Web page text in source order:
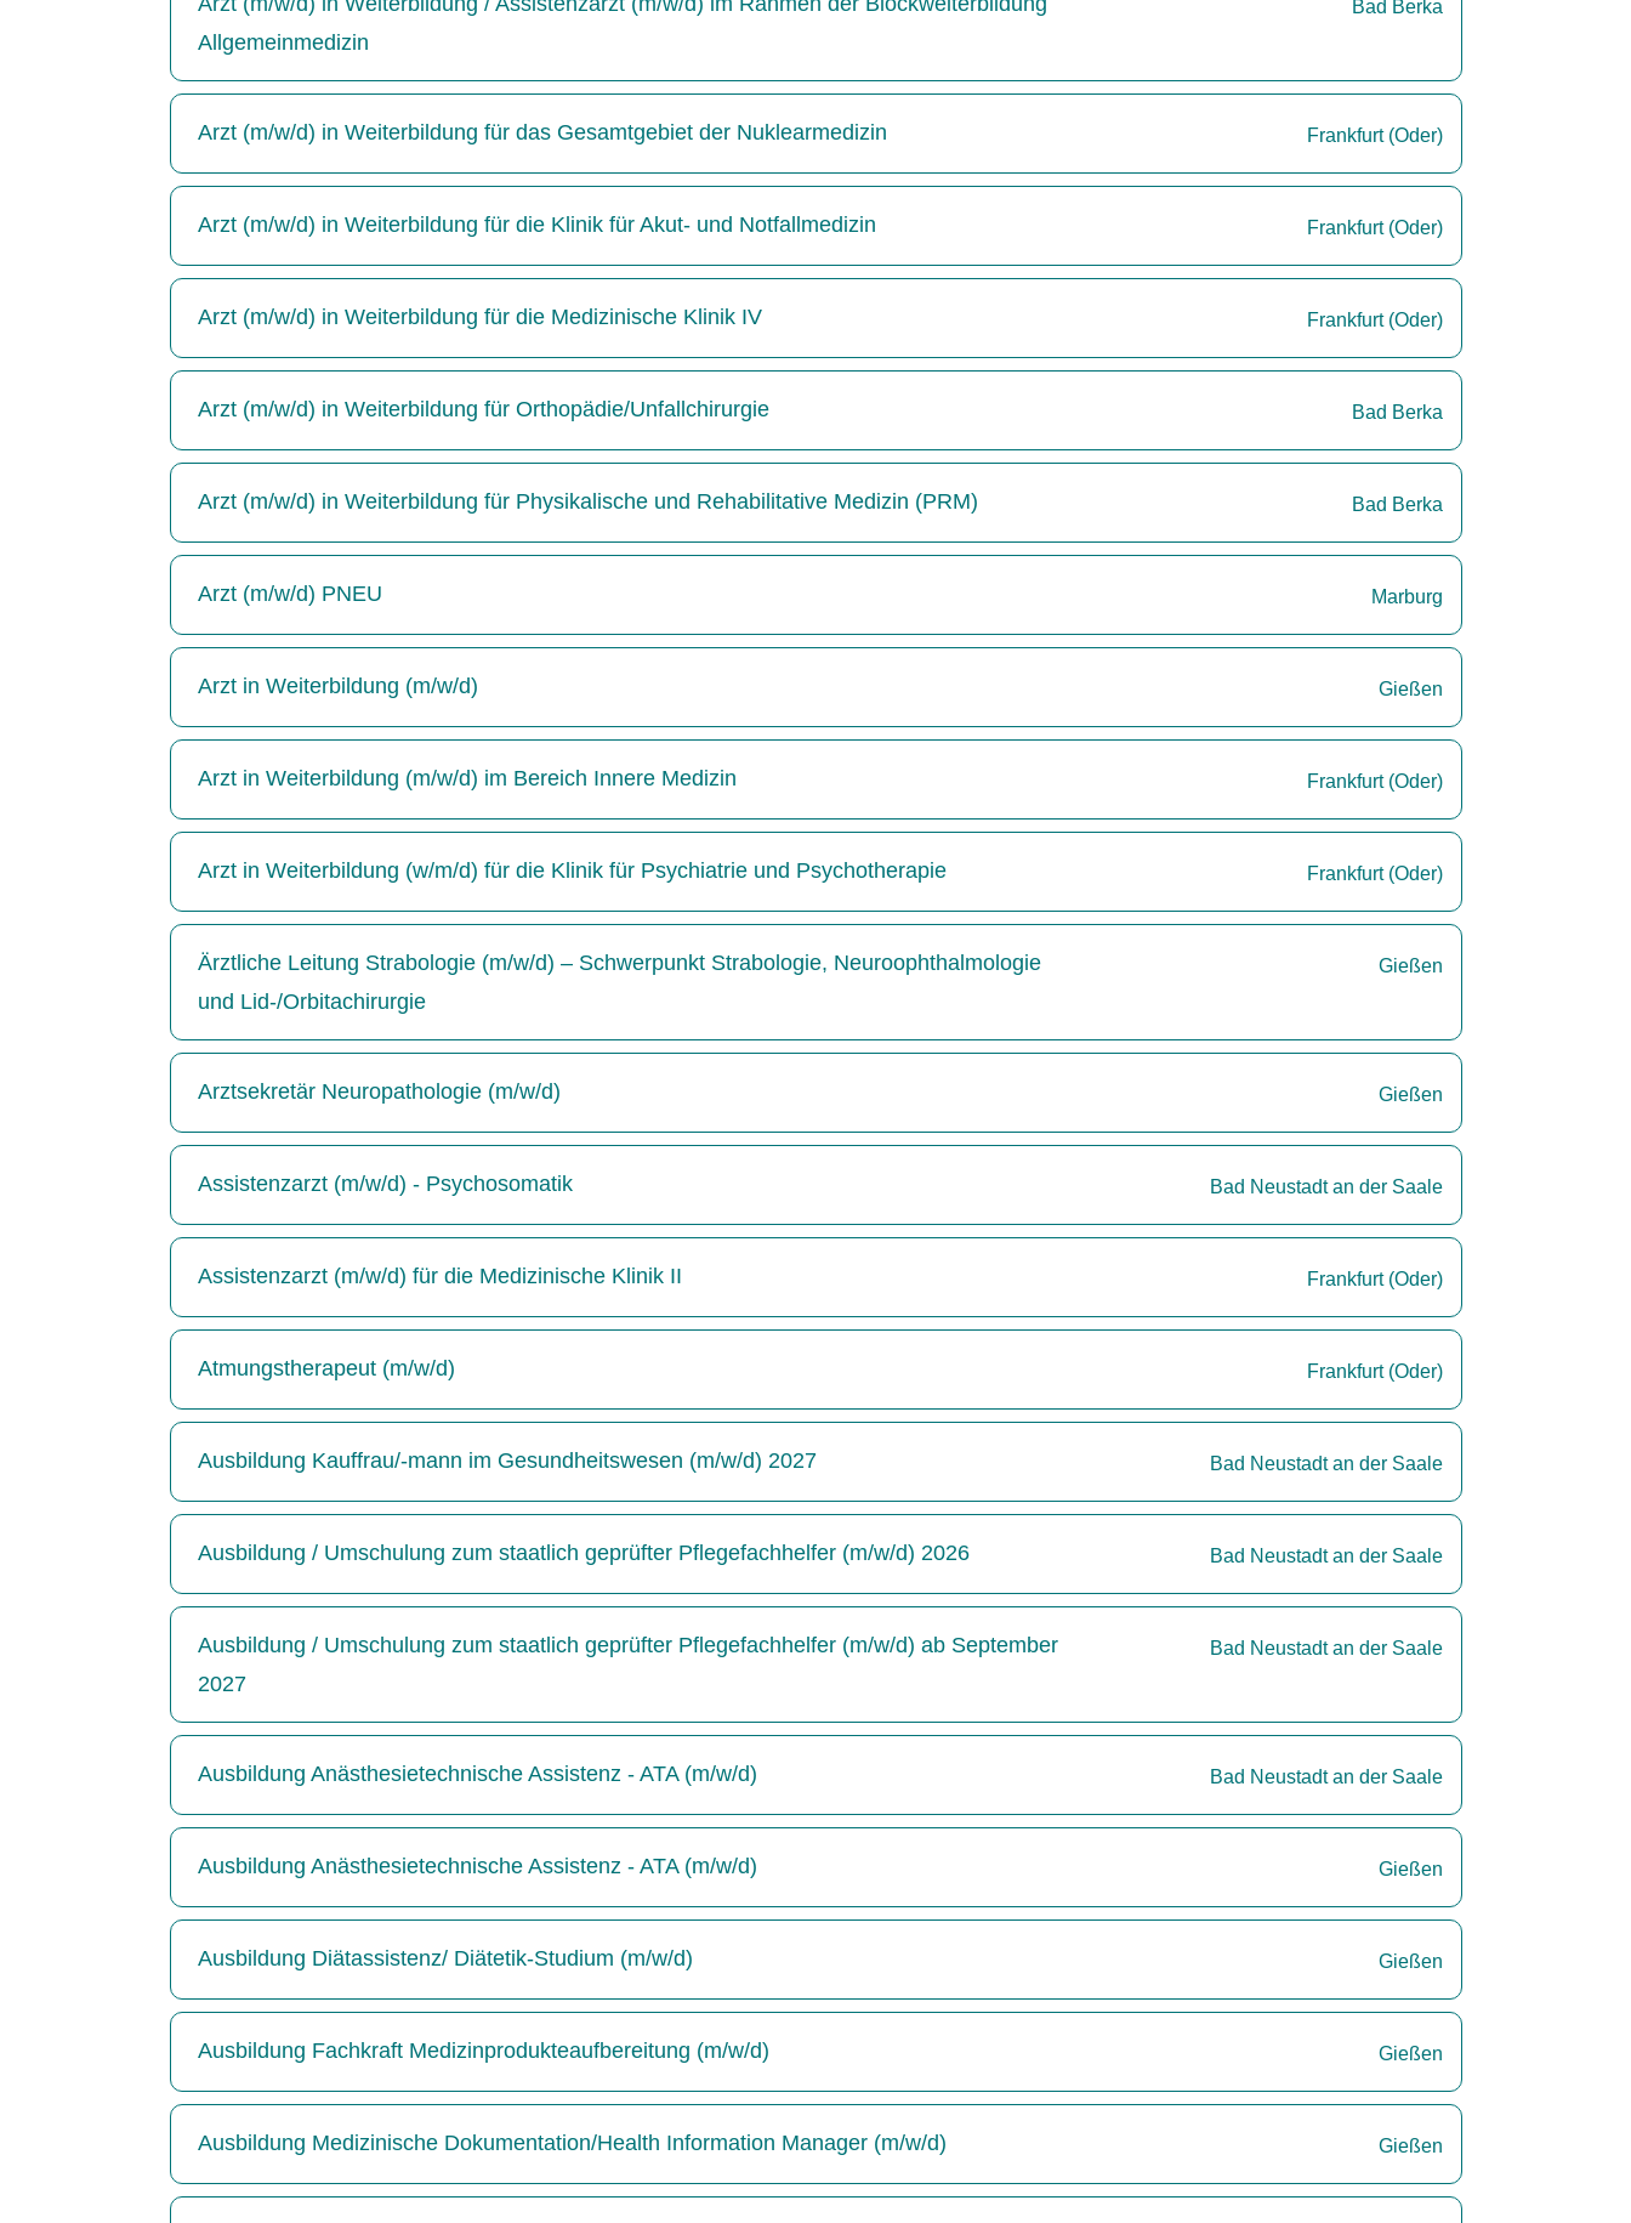
Allgemeinmedizin
Bad Berka
Arzt (m/w/d) in Weiterbildung für das Gesamtgebiet der Nuklearmedizin Frankfurt (Oder)
Arzt (m/w/d) in Weiterbildung für die Klinik für Akut- und Notfallmedizin Frankfurt (Oder)
Arzt (m/w/d) in Weiterbildung für die Medizinische Klinik IV Frankfurt (Oder)
Arzt (m/w/d) in Weiterbildung für Orthopädie/Unfallchirurgie Bad Berka
Arzt (m/w/d) in Weiterbildung für Physikalische und Rehabilitative Medizin (PRM) Bad Berka
Arzt (m/w/d) PNEU Marburg
Arzt in Weiterbildung (m/w/d) Gießen
Arzt in Weiterbildung (m/w/d) im Bereich Innere Medizin Frankfurt (Oder)
Arzt in Weiterbildung (w/m/d) für die Klinik für Psychiatrie und Psychotherapie Frankfurt (Oder)
Ärztliche Leitung Strabologie (m/w/d) – Schwerpunkt Strabologie, Neuroophthalmologie
und Lid-/Orbitachirurgie
Gießen
Arztsekretär Neuropathologie (m/w/d) Gießen
Assistenzarzt (m/w/d) - Psychosomatik Bad Neustadt an der Saale
Assistenzarzt (m/w/d) für die Medizinische Klinik II Frankfurt (Oder)
Atmungstherapeut (m/w/d) Frankfurt (Oder)
Ausbildung Kauffrau/-mann im Gesundheitswesen (m/w/d) 2027 Bad Neustadt an der Saale
Ausbildung / Umschulung zum staatlich geprüfter Pflegefachhelfer (m/w/d) 2026 Bad Neustadt an der Saale
Ausbildung / Umschulung zum staatlich geprüfter Pflegefachhelfer (m/w/d) ab September
2027
Bad Neustadt an der Saale
Ausbildung Anästhesietechnische Assistenz - ATA (m/w/d) Bad Neustadt an der Saale
Ausbildung Anästhesietechnische Assistenz - ATA (m/w/d) Gießen
Ausbildung Diätassistenz/ Diätetik-Studium (m/w/d) Gießen
Ausbildung Fachkraft Medizinprodukteaufbereitung (m/w/d) Gießen
Ausbildung Medizinische Dokumentation/Health Information Manager (m/w/d) Gießen